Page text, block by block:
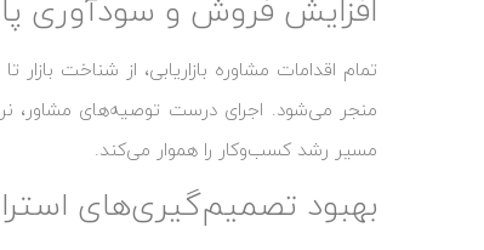
افزایش فروش و سودآوری
تمام اقدامات مشاوره بازاریابی، از شناخت
منجر می‌شود. اجرای درست توصیه‌های مشاور،
مسیر رشد کسب‌وکار را هموار می‌کند.
بهبود تصمیم‌گیری‌های